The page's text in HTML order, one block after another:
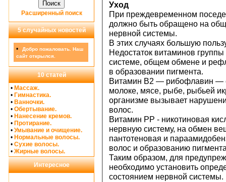
Расширенный поиск
5 случайных новостей
•
Добро пожаловать. Наш
сайт открылся.
10 статей
• Массаж.
• Гимнастика.
• Ванночки.
• Обертывание.
• Нанесение кремов.
• Протирание.
• Умывание и очищение.
• Нормальные волосы.
• Сухие волосы.
• Жирные волосы.
Интересное
Уход
При преждевременном
должно быть обращено на
нервной системы.
В этих случаях большую
Недостаток витаминов
системе, общем обмене и
в образовании пигмента.
Витамин В2 — рибофлавин —
молоке, мясе, рыбе, рыбьей
организме вызывает
волос.
Витамин РР - никотиновая
нервную систему, на обмен
пантотеновая и
волос и образованию
Таким образом, для
необходимо установить
состоянием нервной системы.